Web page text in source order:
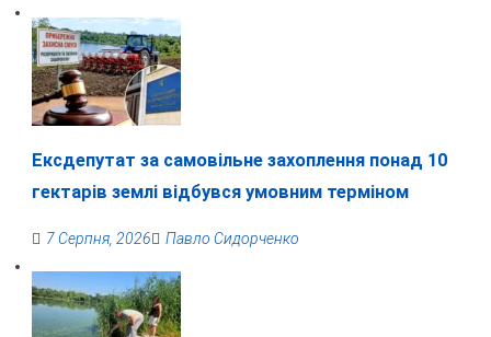
Ексдепутат за самовільне захоплення понад 10
гектарів землі відбувся умовним терміном
7 Серпня, 2026 Павло Сидорченко